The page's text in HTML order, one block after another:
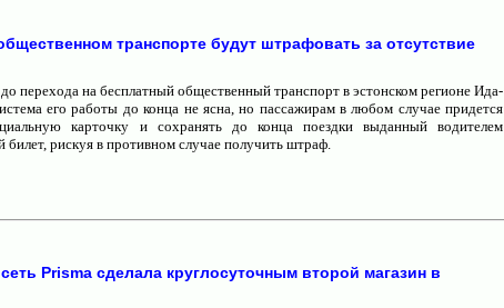
транспорте будут штрафовать за отсутствие
перехода на бесплатный общественный транспорт в эстонском регионе Ида-
его работы до конца не ясна, но пассажирам в любом случае придется
карточку и сохранять до конца поездки выданный водителем
билет, рискуя в противном случае получить штраф.
Prisma сделала круглосуточным второй магазин в